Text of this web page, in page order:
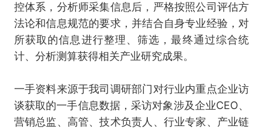
控体系，分析师采集信息后，严格按照公司评估方
法论和信息规范的要求，并结合自身专业经验，对
所获取的信息进行整理、筛选，最终通过综合统
计、分析测算获得相关产业研究成果。
一手资料来源于我司调研部门对行业内重点企业访
谈获取的一手信息数据，采访对象涉及企业CEO、
营销总监、高管、技术负责人、行业专家、产业链